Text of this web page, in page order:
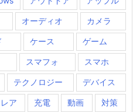
オーディオ カメラ
ケース ゲーム
スマフォ スマホ
テクノロジー デバイス
レア 充電 動画 対策